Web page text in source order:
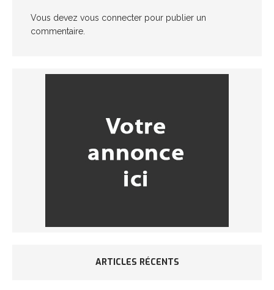
Vous devez vous connecter pour publier un
commentaire.
ARTICLES RÉCENTS